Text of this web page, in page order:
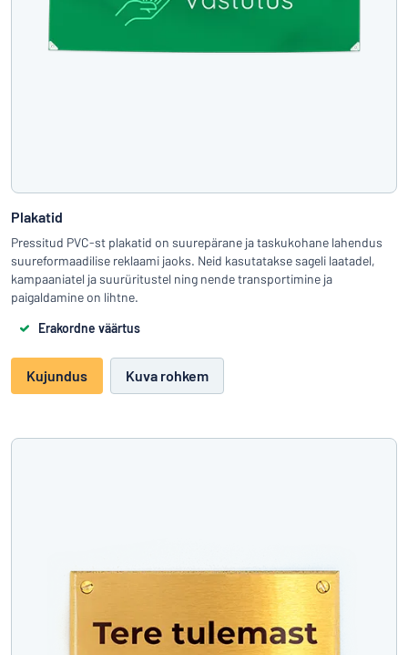
Plakatid
Pressitud PVC-st plakatid on suurepärane ja taskukohane lahendus
suureformaadilise reklaami jaoks. Neid kasutatakse sageli laatadel,
kampaaniatel ja suurüritustel ning nende transportimine ja
paigaldamine on lihtne.
Erakordne väärtus
Kujundus Kuva rohkem